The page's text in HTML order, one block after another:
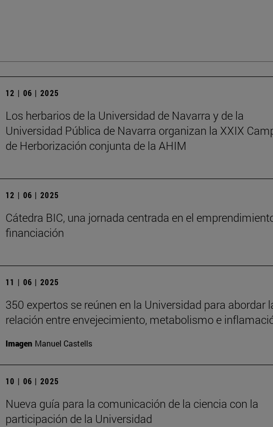
12 | 06 | 2025
Los herbarios de la Universidad de Navarra y de la
Universidad Pública de Navarra organizan la XXIX
de Herborización conjunta de la AHIM
12 | 06 | 2025
Cátedra BIC, una jornada centrada en el
financiación
11 | 06 | 2025
350 expertos se reúnen en la Universidad para abordar
relación entre envejecimiento, metabolismo e
Imagen Manuel Castells
10 | 06 | 2025
Nueva guía para la comunicación de la ciencia con la
participación de la Universidad